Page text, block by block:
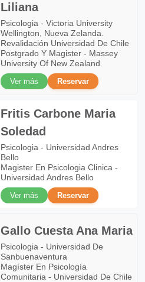
Liliana
Psicologia - Victoria University
Wellington, Nueva Zelanda.
Revalidación Universidad De Chile
Postgrado Y Magister - Massey
University Of New Zealand
Ver más
Reservar
Fritis Carbone Maria
Soledad
Psicologia - Universidad Andres
Bello
Magister En Psicologia Clinica -
Universidad Andres Bello
Ver más
Reservar
Gallo Cuesta Ana Maria
Psicologia - Universidad De
Sanbuenaventura
Magíster En Psicología
Comunitaria - Universidad De Chile